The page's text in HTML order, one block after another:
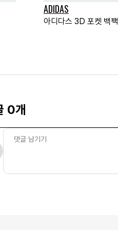
ADIDAS
아디다스 3D 포켓 백팩
0개